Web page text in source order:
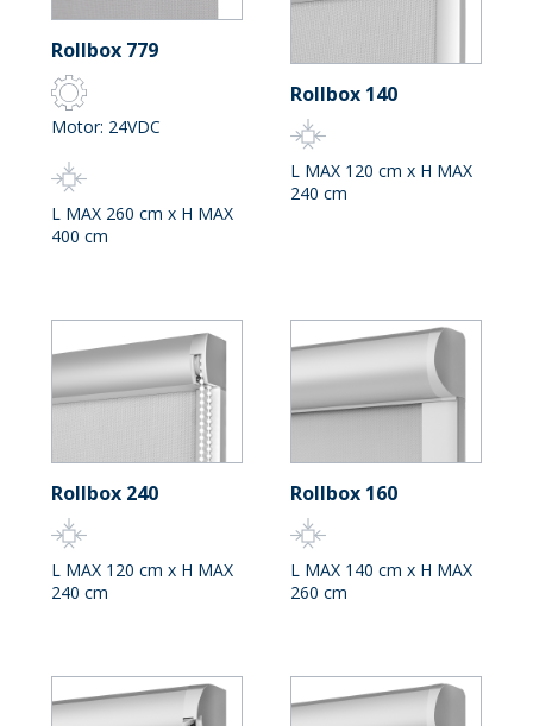
Rollbox 779
Motor: 24VDC
L MAX 260 cm x H MAX
400 cm
Rollbox 140
L MAX 120 cm x H MAX
240 cm
Rollbox 240
L MAX 120 cm x H MAX
240 cm
Rollbox 160
L MAX 140 cm x H MAX
260 cm